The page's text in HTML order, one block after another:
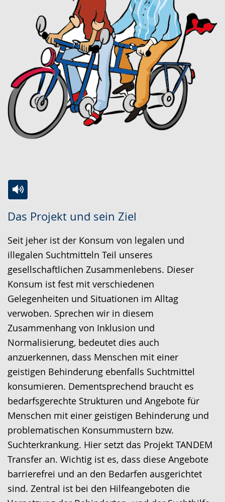
Das Projekt und sein Ziel
Leichten
Sprache
wechseln.
Audio-
Unterstützung.
Video
in
Deutscher
Gebärdensprache
wird
angezeigt.
Seit jeher ist der Konsum von legalen und
illegalen Suchtmitteln Teil unseres
gesellschaftlichen Zusammenlebens. Dieser
Konsum ist fest mit verschiedenen
Gelegenheiten und Situationen im Alltag
verwoben. Sprechen wir in diesem
Zusammenhang von Inklusion und
Normalisierung, bedeutet dies auch
anzuerkennen, dass Menschen mit einer
geistigen Behinderung ebenfalls Suchtmittel
konsumieren. Dementsprechend braucht es
bedarfsgerechte Strukturen und Angebote für
Menschen mit einer geistigen Behinderung und
problematischen Konsummustern bzw.
Suchterkrankung. Hier setzt das Projekt TANDEM
Transfer an. Wichtig ist es, dass diese Angebote
barrierefrei und an den Bedarfen ausgerichtet
sind. Zentral ist bei den Hilfeangeboten die